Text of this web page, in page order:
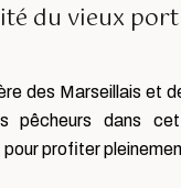
du vieux
des Marseillais et
pêcheurs dans
pour profiter